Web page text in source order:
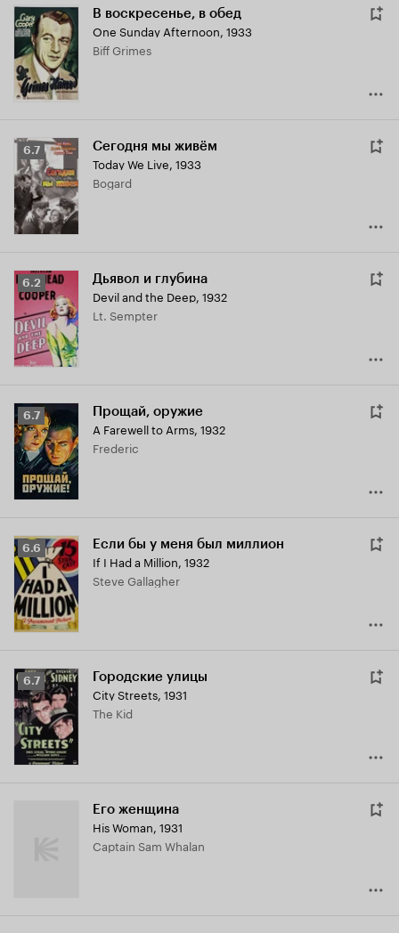
В воскресенье, в обед
One Sunday Afternoon, 1933
Biff Grimes
Рейтинг
Кинопоиска
6.7
6.7 Сегодня мы живём
Today We Live, 1933
Bogard
Рейтинг
Кинопоиска
6.2
6.2 Дьявол и глубина
Devil and the Deep, 1932
Lt. Sempter
Рейтинг
Кинопоиска
6.7
6.7 Прощай, оружие
A Farewell to Arms, 1932
Frederic
Рейтинг
Кинопоиска
6.6
6.6 Если бы у меня был миллион
If I Had a Million, 1932
Steve Gallagher
Рейтинг
Кинопоиска
6.7
6.7 Городские улицы
City Streets, 1931
The Kid
Его женщина
His Woman, 1931
Captain Sam Whalan